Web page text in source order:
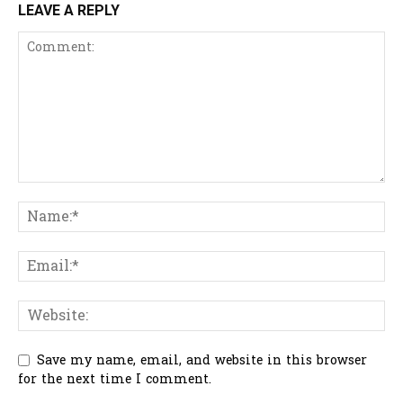
LEAVE A REPLY
Save my name, email, and website in this browser
for the next time I comment.